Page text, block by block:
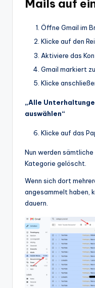
Mails auf
Öffne Gmail im
Klicke auf den
Aktiviere das
Gmail markiert
Klicke
„Alle
auswählen“
Klicke auf das
Nun werden
Kategorie gelöscht.
Wenn sich dort
angesammelt haben,
dauern.